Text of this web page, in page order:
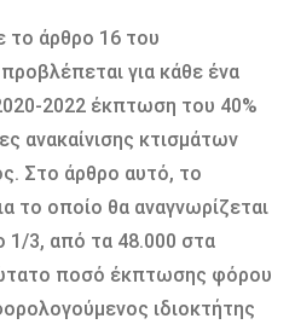
το άρθρο 16 του
για κάθε ένα
2022 έκπτωση του 40%
ανακαίνισης κτισμάτων
Στο άρθρο αυτό, το
το οποίο θα αναγνωρίζεται
3, από τα 48.000 στα
ποσό έκπτωσης φόρου
ιδιοκτήτης